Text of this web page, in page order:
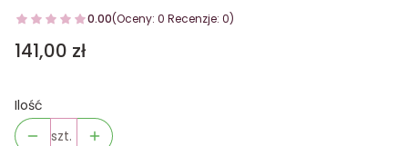
0.00(Oceny: 0 Recenzje: 0)
Cena
141,00 zł
Ilość
szt.